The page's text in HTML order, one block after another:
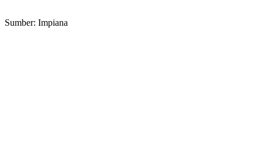
Sumber: Impiana